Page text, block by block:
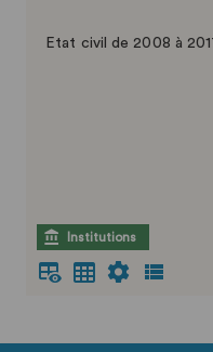
Etat civil de 2008 à
Institutions